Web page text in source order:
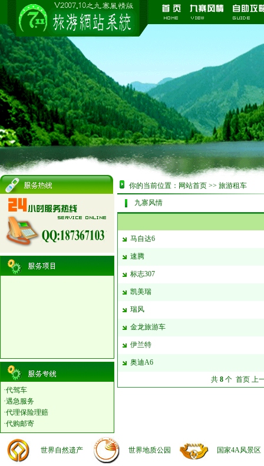
·代驾车
·遇急服务
·代理保险理赔
·代购邮寄
你的当前位置： 网站首页 >> 旅游租车
九寨风情
马自达6
速腾
标志307
凯美瑞
瑞风
金龙旅游车
伊兰特
奥迪A6
共 8个 首页 上
世界自然遗产 世界地质公园 国家4A风景区